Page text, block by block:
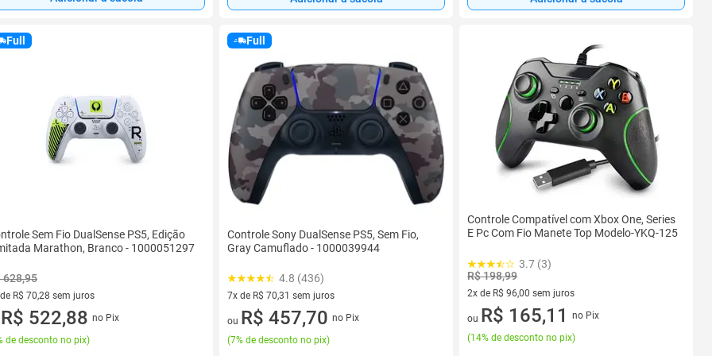
Full
Sem Fio DualSense PS5, Edição
Marathon, Branco - 1000051297
628,95
R$ 70,28 sem juros
de R$ 70,28 sem juros
R$ 522,88 no Pix
de desconto no pix)
Full
Controle Sony DualSense PS5, Sem Fio,
Gray Camuflado - 1000039944
4.8 (436)
7x de R$ 70,31 sem juros
7 vez de R$ 70,31 sem juros
ou R$ 457,70 no Pix
(7% de desconto no pix)
Controle Compatível com Xbox One, Series
E Pc Com Fio Manete Top Modelo-YKQ-125
3.7 (3)
R$ 198,99
2x de R$ 96,00 sem juros
2 vez de R$ 96,00 sem juros
ou R$ 165,11
no Pix
(14% de desconto no pix)